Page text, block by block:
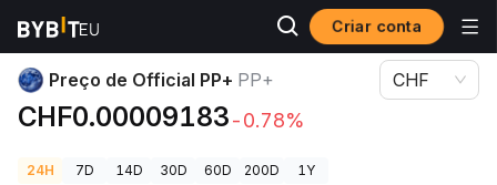
Criar conta
Preços de Criptomoedas Preço de Official PP+ PP+
Preço de Official PP+ PP+
CHF0.00009183-0.78%
CHF
24H 7D 14D 30D 60D 200D 1Y